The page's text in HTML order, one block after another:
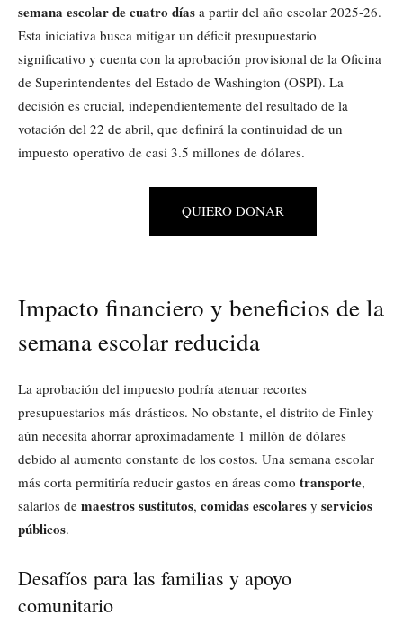
semana escolar de cuatro días a partir del año escolar 2025-26.
Esta iniciativa busca mitigar un déficit presupuestario
significativo y cuenta con la aprobación provisional de la Oficina
de Superintendentes del Estado de Washington (OSPI). La
decisión es crucial, independientemente del resultado de la
votación del 22 de abril, que definirá la continuidad de un
impuesto operativo de casi 3.5 millones de dólares.
QUIERO DONAR
Impacto financiero y beneficios de la
semana escolar reducida
La aprobación del impuesto podría atenuar recortes
presupuestarios más drásticos. No obstante, el distrito de Finley
aún necesita ahorrar aproximadamente 1 millón de dólares
debido al aumento constante de los costos. Una semana escolar
más corta permitiría reducir gastos en áreas como transporte,
salarios de maestros sustitutos, comidas escolares y servicios
públicos.
Desafíos para las familias y apoyo
comunitario